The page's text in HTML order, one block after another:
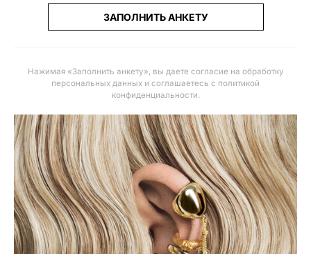
ЗАПОЛНИТЬ АНКЕТУ
Нажимая «Заполнить анкету», вы даете согласие на обработку
персональных данных и соглашаетесь с политикой
конфиденциальности.